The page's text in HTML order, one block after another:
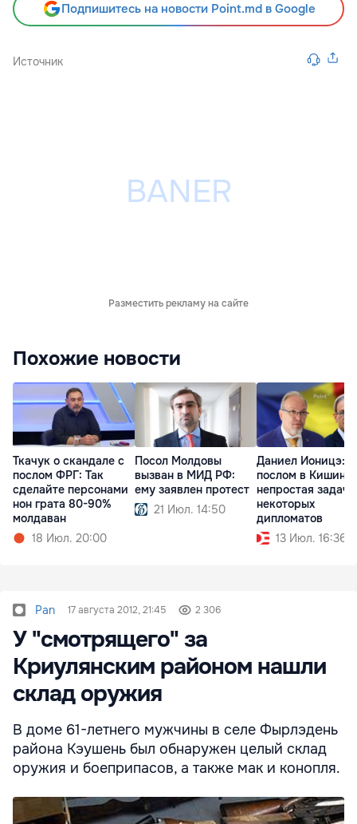
Подпишитесь на новости Point.md в Google
Источник
Разместить рекламу на сайте
Похожие новости
Ткачук о скандале с
послом ФРГ: Так
сделайте персонами
нон грата 80-90%
молдаван
18 Июл. 20:00
Посол Молдовы
вызван в МИД РФ:
ему заявлен протест
21 Июл. 14:50
Даниел Ионицэ:
послом в
непростая
некоторых
дипломатов
13 Июл. 16:36
Pan 17 августа 2012, 21:45 2 306
У "смотрящего" за
Криулянским районом нашли
склад оружия
В доме 61-летнего мужчины в селе Фырлэдень
района Кэушень был обнаружен целый склад
оружия и боеприпасов, а также мак и конопля.